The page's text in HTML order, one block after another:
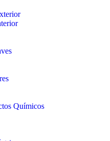
Químicos